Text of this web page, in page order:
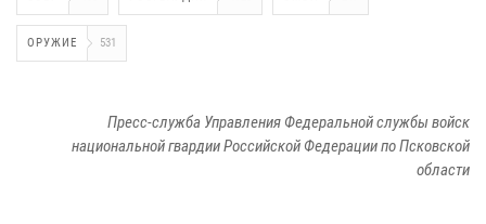
ОРУЖИЕ 531
Пресс-служба Управления Федеральной службы войск
национальной гвардии Российской Федерации по Псковской
области